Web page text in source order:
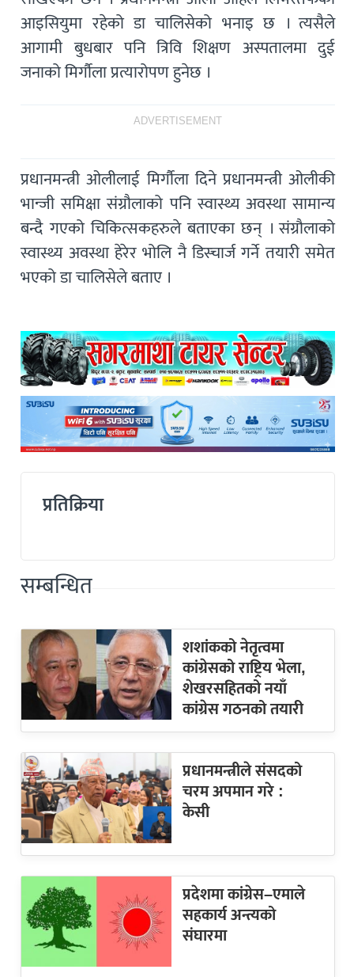
आइसियुमा रहेको डा चालिसेको भनाइ छ । त्यसैले
आगामी बुधबार पनि त्रिवि शिक्षण अस्पतालमा दुई
जनाको मिर्गौला प्रत्यारोपण हुनेछ ।
ADVERTISEMENT
प्रधानमन्त्री ओलीलाई मिर्गौला दिने प्रधानमन्त्री ओलीकी
भान्जी समिक्षा संग्रौलाको पनि स्वास्थ्य अवस्था सामान्य
बन्दै गएको चिकित्सकहरुले बताएका छन् । संग्रौलाको
स्वास्थ्य अवस्था हेरेर भोलि नै डिस्चार्ज गर्ने तयारी समेत
भएको डा चालिसेले बताए ।
प्रतिक्रिया
सम्बन्धित
शशांकको नेतृत्वमा
कांग्रेसको राष्ट्रिय भेला,
शेखरसहितको नयाँ
कांग्रेस गठनको तयारी
प्रधानमन्त्रीले संसदको
चरम अपमान गरे :
केसी
प्रदेशमा कांग्रेस–एमाले
सहकार्य अन्त्यको
संघारमा